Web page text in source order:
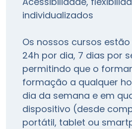
individualizados
Os nossos cursos
24h por dia, 7 dias por
permitindo que o
formação a qualquer
dia da semana e em
dispositivo (desde
portátil, tablet ou